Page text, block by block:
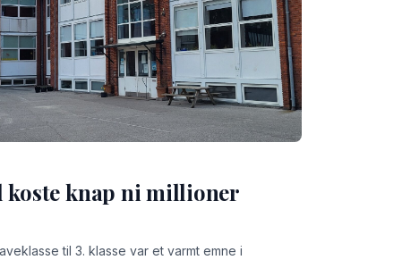
knap ni millioner
til 3. klasse var et varmt emne i